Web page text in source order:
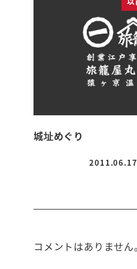
城址めぐり
投稿日
2011.06.17
コメントはありません。